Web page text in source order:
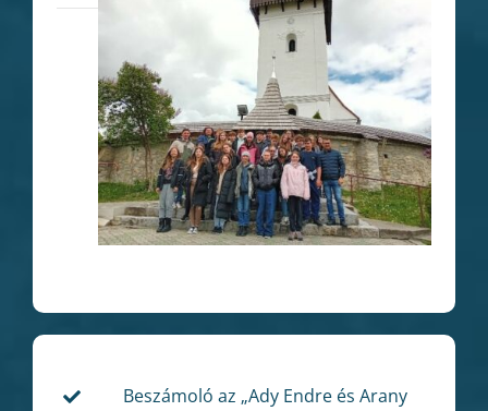
Beszámoló az „Ady Endre és Arany